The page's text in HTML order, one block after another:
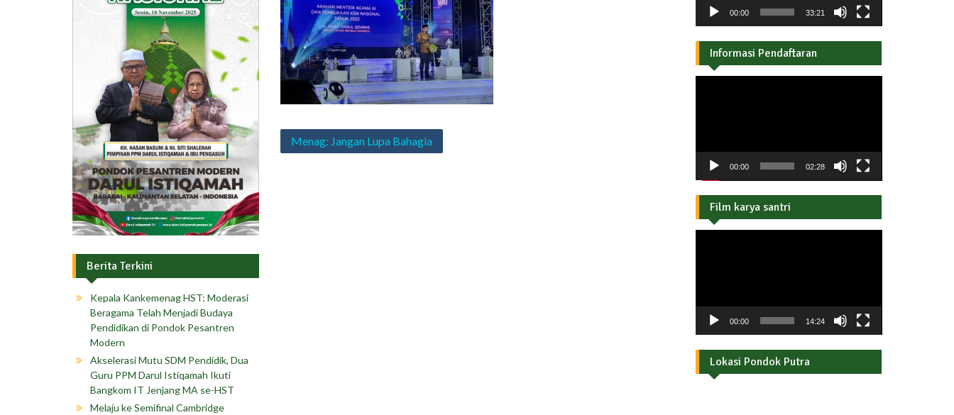
Navigasi
Menag: Jangan Lupa Bahagia
Berita Terkini
Kepala Kankemenag HST: Moderasi
Beragama Telah Menjadi Budaya
Pendidikan di Pondok Pesantren
Modern
Akselerasi Mutu SDM Pendidik, Dua
Guru PPM Darul Istiqamah Ikuti
Bangkom IT Jenjang MA se-HST
Melaju ke Semifinal Cambridge
00:00 33:21
Informasi Pendaftaran
00:00 02:28
Film karya santri
00:00 14:24
Lokasi Pondok Putra